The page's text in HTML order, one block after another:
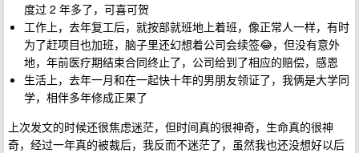
度过 2 年多了，可喜可贺
工作上，去年复工后，就按部就班地上着班，像正常人一样，有时
为了赶项目也加班，脑子里还幻想着公司会续签😂，但没有意外
地，年前医疗期结束合同终止了，公司给到了相应的赔偿，感恩
生活上，去年一月和在一起快十年的男朋友领证了，我俩是大学同
学，相伴多年修成正果了
上次发文的时候还很焦虑迷茫，但时间真的很神奇，生命真的很神
奇，经过一年真的被裁后，我反而不迷茫了，虽然我也还没想好以后